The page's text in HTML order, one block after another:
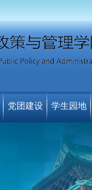
党团建设 学生园地